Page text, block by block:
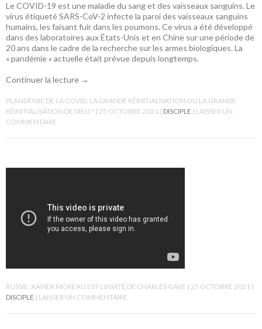
Le COVID-19 est une maladie du sang et des vaisseaux sanguins. Le
virus étiqueté SARS-CoV-2 infecte la paroi des vaisseaux sanguins
humains, les faisant fuir dans les poumons. Ce virus a été développé
dans des laboratoires aux États-Unis et en Chine sur une période de
20 ans dans le cadre de la recherche sur les armes biologiques. La
« pandémie » actuelle était prévue depuis longtemps.
Continuer la lecture →
PLANDÉMIE DE LA COVID, LA GRANDE RÉINITIALISATION OU LA GRANDE
RÉINITIALISATION DE DIEU ? 25 OCTOBRE 2021 DISCIPLE
LAISSER UN
COMMENTAIRE
RUSSIE: XAVIER MOREAU EST L’INVITÉ DE CHARLES GAVE 25 OCTOBRE 2021
DISCIPLE
LAISSER UN COMMENTAIRE